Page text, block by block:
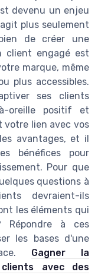
devenu un enjeu
plus seulement
de créer une
client engagé est
marque, même
plus accessibles.
ses clients
oreille positif et
votre lien avec vos
avantages, et il
bénéfices pour
Pour que
questions à
devraient-ils
les éléments qui
Répondre à ces
les bases d'une
Gagner la
avec des